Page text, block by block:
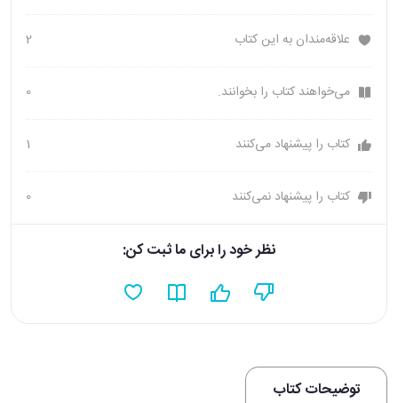
علاقه‌مندان به این کتاب 2
می‌خواهند کتاب را بخوانند. 0
کتاب را پیشنهاد می‌کنند 1
کتاب را پیشنهاد نمی‌کنند 0
نظر خود را برای ما ثبت کن:
توضیحات کتاب